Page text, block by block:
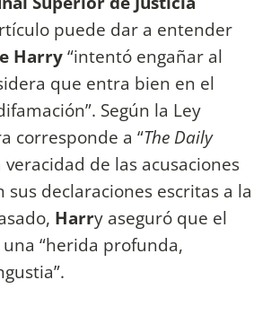
puede dar a entender
Harry“intentó engañar al
que entra bien en el
Según la Ley
corresponde a “The Daily
de las acusaciones
sus declaraciones escritas a la
Harry aseguró que el
“herida profunda,